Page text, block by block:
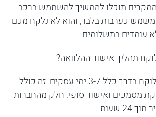
המקרים תוכלו להמשיך להשתמש ברכב
משמש כערבות בלבד, והוא לא נלקח מכם
עומדים בתשלומים.
תהליך אישור ההלוואה?
התהליך לוקח בדרך כלל 3-7 ימי עסקים. זה כולל
מסמכים ואישור סופי. חלק מהחברות
שעות.